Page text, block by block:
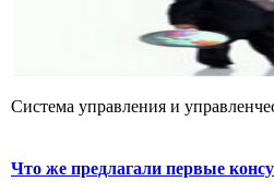
Система управления и
Что же предлагали первые